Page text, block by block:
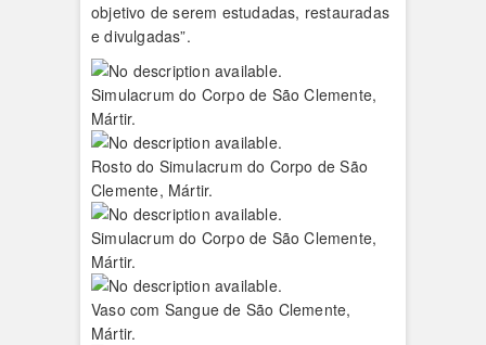
objetivo de serem estudadas, restauradas
e divulgadas”.
Simulacrum do Corpo de São Clemente,
Mártir.
Rosto do Simulacrum do Corpo de São
Clemente, Mártir.
Simulacrum do Corpo de São Clemente,
Mártir.
Vaso com Sangue de São Clemente,
Mártir.